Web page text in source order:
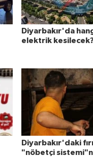
Diyarbakır'da
elektrik
Diyarbakır'daki
"nöbetçi